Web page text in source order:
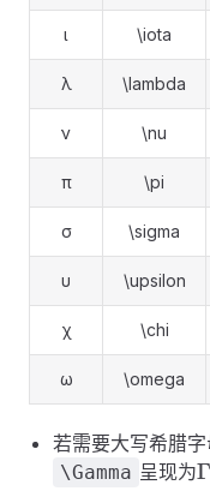
ι \iota
λ \lambda
ν \nu
π \pi
σ \sigma
υ \upsilon
χ \chi
ω \omega
若需要大写希腊字
\Gamma 呈现为Γ